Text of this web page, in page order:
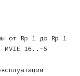
от Rp 1 до Rp 1
MVIE 16..-6